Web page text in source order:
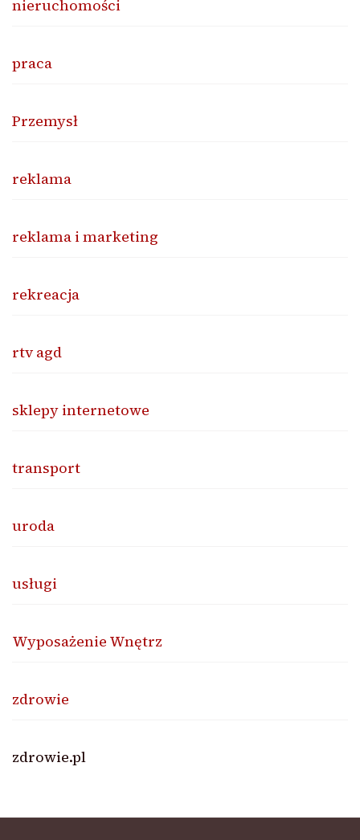
nieruchomości
praca
Przemysł
reklama
reklama i marketing
rekreacja
rtv agd
sklepy internetowe
transport
uroda
usługi
Wyposażenie Wnętrz
zdrowie
zdrowie.pl